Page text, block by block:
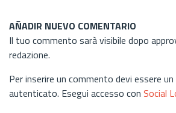
AÑADIR NUEVO COMENTARIO
Il tuo commento sarà visibile dopo
redazione.
Per inserire un commento devi essere
autenticato. Esegui accesso con Social